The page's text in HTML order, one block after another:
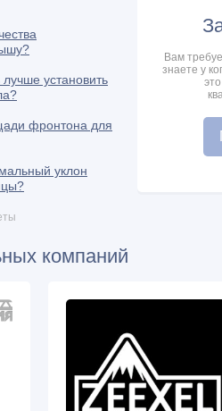
установить
фронтона для
уклон
Вам
знаете у
компаний